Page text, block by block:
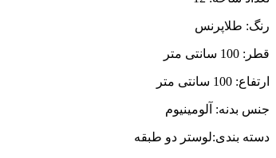
رنگ: طلاپرنس
قطر: 100 سانتی متر
ارتفاع: 100 سانتی متر
جنس بدنه: آلومینیوم
دسته بندی:لوستر دو طبقه